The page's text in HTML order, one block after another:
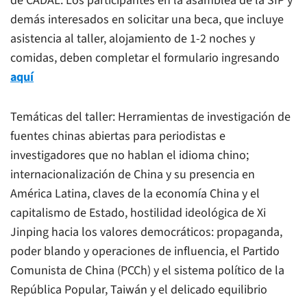
demás interesados en solicitar una beca, que incluye
asistencia al taller, alojamiento de 1-2 noches y
comidas, deben completar el formulario ingresando
aquí
Temáticas del taller: Herramientas de investigación de
fuentes chinas abiertas para periodistas e
investigadores que no hablan el idioma chino;
internacionalización de China y su presencia en
América Latina, claves de la economía China y el
capitalismo de Estado, hostilidad ideológica de Xi
Jinping hacia los valores democráticos: propaganda,
poder blando y operaciones de influencia, el Partido
Comunista de China (PCCh) y el sistema político de la
República Popular, Taiwán y el delicado equilibrio